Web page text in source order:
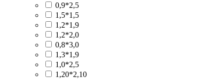
0,9*2,5
1,5*1,5
1,2*1,9
1,2*2,0
0,8*3,0
1,3*1,9
1,0*2,5
1,20*2,10